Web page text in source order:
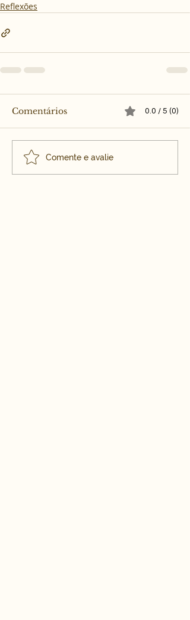
Reflexões
Comentários 0.0 / 5 (0)
Comente e avalie